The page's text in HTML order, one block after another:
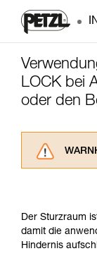
LOCK bei
oder den
der
Der Sturzraum
damit die
Hindernis